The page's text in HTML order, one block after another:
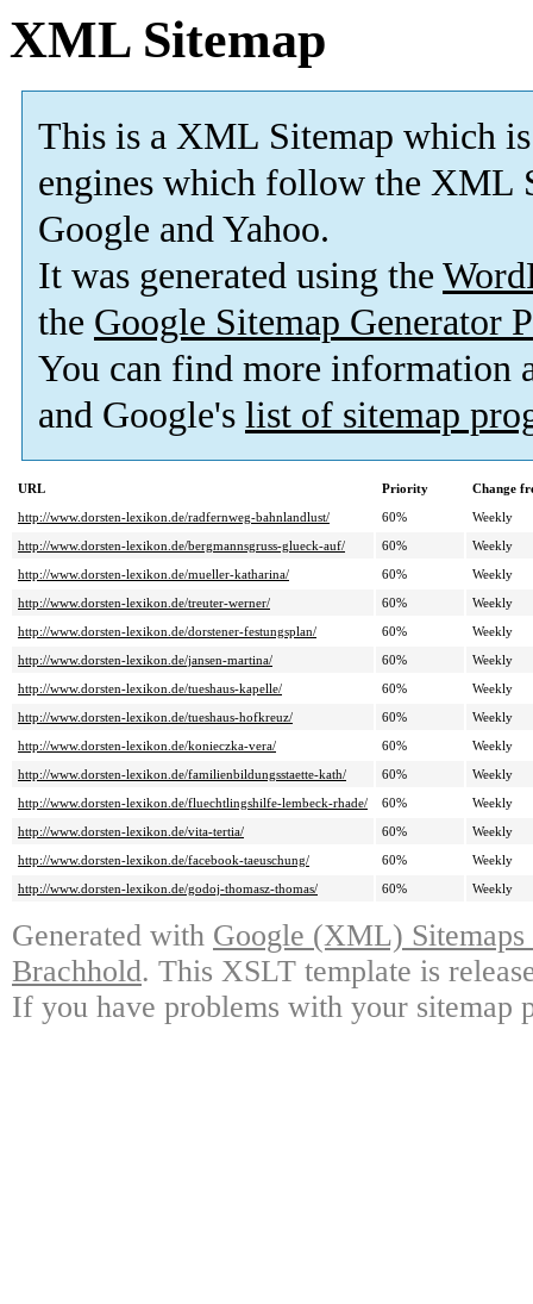
XML Sitemap
This is a XML Sitemap which is
engines which follow the XML
Google and Yahoo.
It was generated using the
the Google Sitemap Generator
You can find more information
and Google's list of sitemap
URL Priority
Change
http://www.dorsten-lexikon.de/radfernweg-bahnlandlust/
60%
Weekly
http://www.dorsten-lexikon.de/bergmannsgruss-glueck-auf/
60%
Weekly
http://www.dorsten-lexikon.de/mueller-katharina/
60%
Weekly
http://www.dorsten-lexikon.de/treuter-werner/
60%
Weekly
http://www.dorsten-lexikon.de/dorstener-festungsplan/
60%
Weekly
http://www.dorsten-lexikon.de/jansen-martina/
60%
Weekly
http://www.dorsten-lexikon.de/tueshaus-kapelle/
60%
Weekly
http://www.dorsten-lexikon.de/tueshaus-hofkreuz/
60%
Weekly
http://www.dorsten-lexikon.de/konieczka-vera/
60%
Weekly
http://www.dorsten-lexikon.de/familienbildungsstaette-kath/
60%
Weekly
http://www.dorsten-lexikon.de/fluechtlingshilfe-lembeck-rhade/
60%
Weekly
http://www.dorsten-lexikon.de/vita-tertia/
60%
Weekly
http://www.dorsten-lexikon.de/facebook-taeuschung/
60%
Weekly
http://www.dorsten-lexikon.de/godoj-thomasz-thomas/
60% Weekly
Generated with Google (XML)
Brachhold. This XSLT template is
If you have problems with your sitemap